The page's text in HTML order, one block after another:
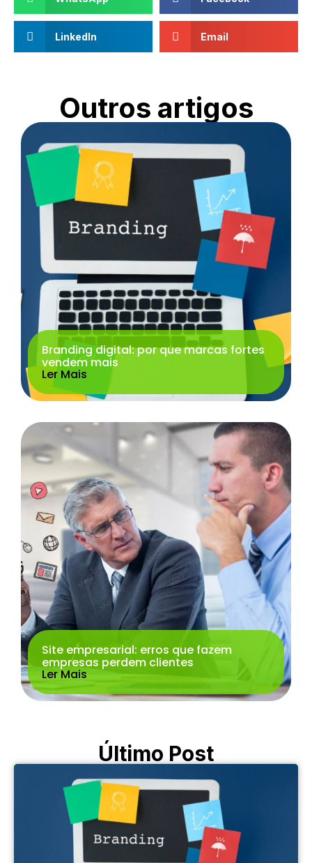
LinkedIn Email
Outros artigos
Branding digital: por que marcas fortes
vendem mais
Ler Mais
Site empresarial: erros que fazem
empresas perdem clientes
Ler Mais
Último Post